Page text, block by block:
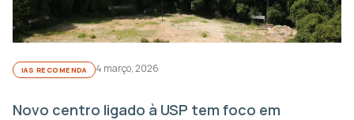
IAS RECOMENDA 4 março, 2026
Novo centro ligado à USP tem foco em